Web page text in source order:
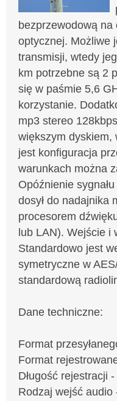
bezprzewodową na
optycznej. Możliwe
transmisji, wtedy
km potrzebne są 2
się w paśmie 5,6
korzystanie.
mp3 stereo
większym dyskiem,
jest konfiguracja
warunkach można
Opóźnienie
dosył do nadajnika
procesorem
lub LAN). Wejście
Standardowo jest
symetryczne w
standardową
Dane techniczne:
Format
Format
Długość rejestracji
Rodzaj wejść